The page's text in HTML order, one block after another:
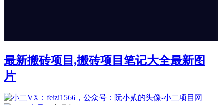
最新搬砖项目,搬砖项目笔记大全最新图
片